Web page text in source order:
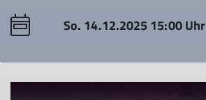
So. 14.12.2025 15:00 Uhr